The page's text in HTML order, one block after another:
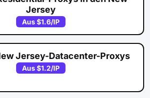
Jersey
Aus$1.6/IP
Jersey-Datacenter-Proxys
Aus$1.2/IP